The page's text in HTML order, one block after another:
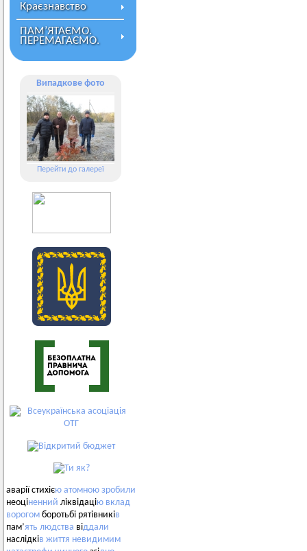
Краєзнавство
ПАМ’ЯТАЄМО.
ПЕРЕМАГАЄМО.
Випадкове фото
Перейти до галереї
аварії стихією атомною зробили
неоціненний ліквідацію вклад
ворогом боротьбі рятівників
пам’ять людства віддали
наслідків життя невидимим